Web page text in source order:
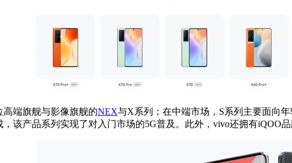
端旗舰与影像旗舰的NEX与X系列；在中端市场，S系列主要面向
该产品系列实现了对入门市场的5G普及。此外，vivo还拥有iQOO